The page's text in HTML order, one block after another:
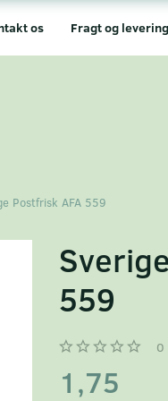
Fragt og levering
os
Postfrisk AFA 559
559
0
1,75